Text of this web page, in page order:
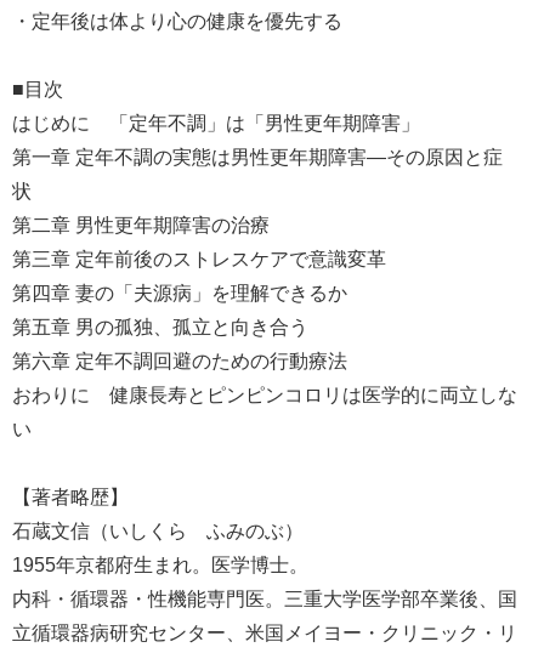
・定年後は体より心の健康を優先する
■目次
はじめに 「定年不調」は「男性更年期障害」
第一章 定年不調の実態は男性更年期障害―その原因と症
状
第二章 男性更年期障害の治療
第三章 定年前後のストレスケアで意識変革
第四章 妻の「夫源病」を理解できるか
第五章 男の孤独、孤立と向き合う
第六章 定年不調回避のための行動療法
おわりに 健康長寿とピンピンコロリは医学的に両立しな
い
【著者略歴】
石蔵文信（いしくら ふみのぶ）
1955年京都府生まれ。医学博士。
内科・循環器・性機能専門医。三重大学医学部卒業後、国
立循環器病研究センター、米国メイヨー・クリニック・リ